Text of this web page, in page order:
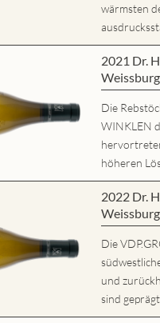
wärmsten
2021 Dr.
Die
WINKLEN
höheren
2022 Dr.
Die
und
sind geprägt